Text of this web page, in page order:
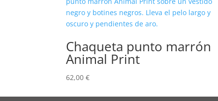
Chaqueta punto marrón
Animal Print
62,00€